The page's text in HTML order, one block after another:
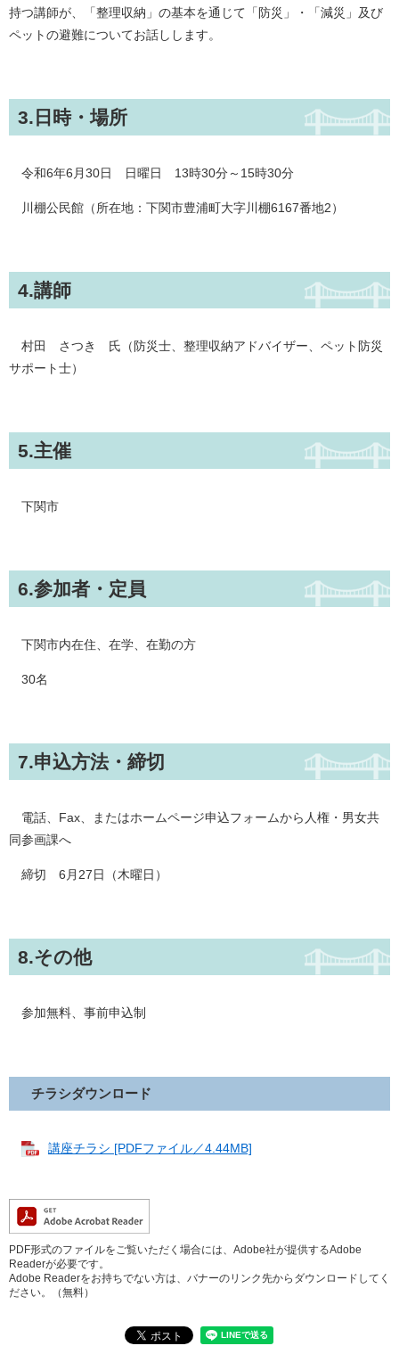
持つ講師が、「整理収納」の基本を通じて「防災」・「減災」及び
ペットの避難についてお話しします。
3.日時・場所
令和6年6月30日 日曜日 13時30分～15時30分
川棚公民館（所在地：下関市豊浦町大字川棚6167番地2）
4.講師
村田 さつき 氏（防災士、整理収納アドバイザー、ペット防災
サポート士）
5.主催
下関市
6.参加者・定員
下関市内在住、在学、在勤の方
30名
7.申込方法・締切
電話、Fax、またはホームページ申込フォームから人権・男女共
同参画課へ
締切 6月27日（木曜日）
8.その他
参加無料、事前申込制
チラシダウンロード
講座チラシ [PDFファイル／4.44MB]
PDF形式のファイルをご覧いただく場合には、Adobe社が提供するAdobe
Readerが必要です。
Adobe Readerをお持ちでない方は、バナーのリンク先からダウンロードしてく
ださい。（無料）